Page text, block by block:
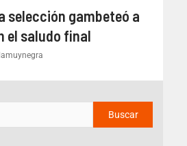
selección gambeteó a
el saludo final